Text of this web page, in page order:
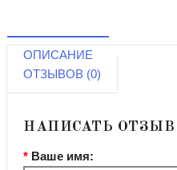
ОПИСАНИЕ
ОТЗЫВОВ (0)
НАПИСАТЬ ОТЗЫВ
Ваше имя: